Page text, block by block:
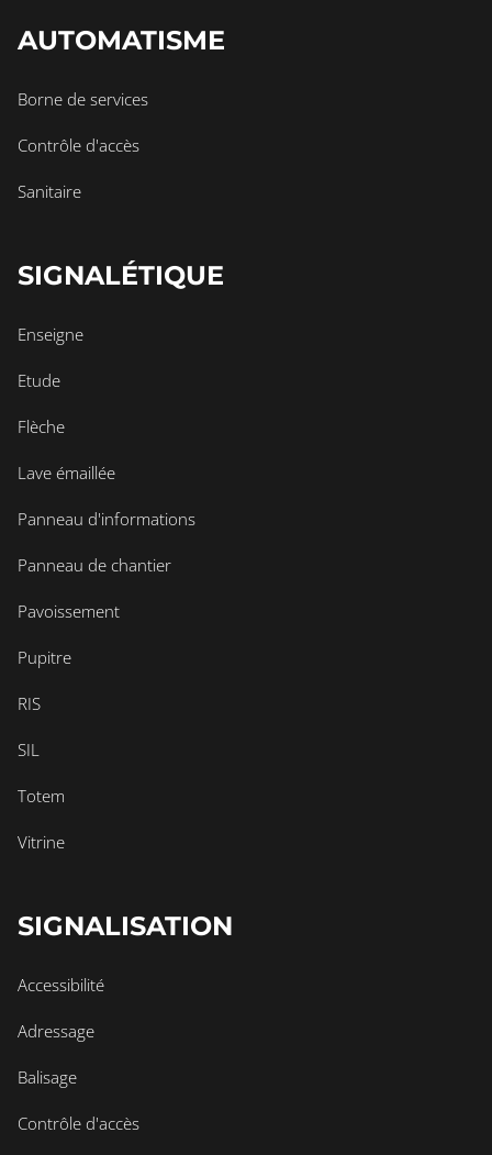
AUTOMATISME
Borne de services
Contrôle d'accès
Sanitaire
SIGNALÉTIQUE
Enseigne
Etude
Flèche
Lave émaillée
Panneau d'informations
Panneau de chantier
Pavoissement
Pupitre
RIS
SIL
Totem
Vitrine
SIGNALISATION
Accessibilité
Adressage
Balisage
Contrôle d'accès